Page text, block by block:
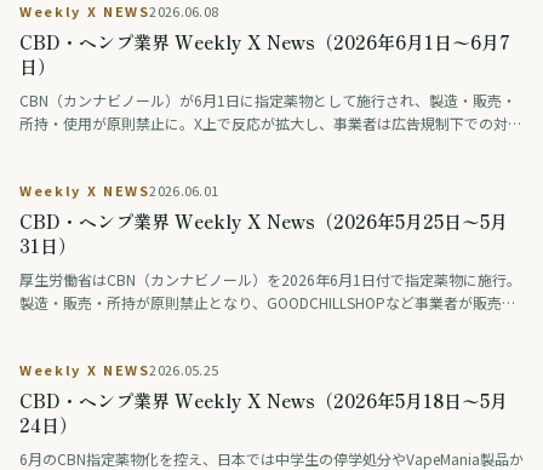
要求。タイは合法化4年で医療用限定に転換し7000店超が閉店。
Weekly X NEWS2026.06.08
CBD・ヘンプ業界 Weekly X News（2026年6月1日〜6月7
日）
CBN（カンナビノール）が6月1日に指定薬物として施行され、製造・販売・
所持・使用が原則禁止に。X上で反応が拡大し、事業者は広告規制下での対応
会に要請。欧州ではフランスがCBD食品の販売を禁止し、EU全体で規制強化
が進む。タイは医療目的限定への回帰を定着させた。国内外でカンナビノイ
ド規制の線引きが進んだ一週間を総括する。
Weekly X NEWS2026.06.01
CBD・ヘンプ業界 Weekly X News（2026年5月25日〜5月
31日）
厚生労働省はCBN（カンナビノール）を2026年6月1日付で指定薬物に施行。
製造・販売・所持が原則禁止となり、GOODCHILLSHOPなど事業者が販売終
の約95%が規制対象に。タイは医療用大麻の処方箋義務化で約7,200店舗が
閉鎖。さらにバレー男子日本代表・佐藤駿一郎選手が大麻所持容疑で逮捕、
協会は登録抹消。国内外でカンナビノイド規制の見直しが加速した一週間を
総括する。
Weekly X NEWS2026.05.25
CBD・ヘンプ業界 Weekly X News（2026年5月18日〜5月
24日）
6月のCBN指定薬物化を控え、日本では中学生の停学処分やVapeMania製品か